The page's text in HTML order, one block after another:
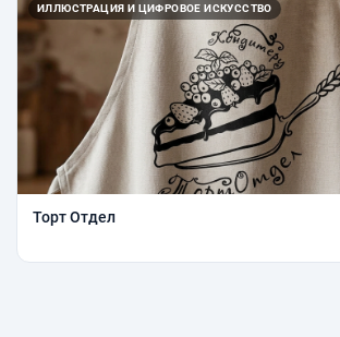
ИЛЛЮСТРАЦИЯ И ЦИФРОВОЕ ИСКУССТВО
Торт Отдел